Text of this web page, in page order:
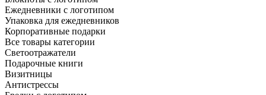
Ежедневники с логотипом
Упаковка для ежедневников
Корпоративные подарки
Все товары категории
Светоотражатели
Подарочные книги
Визитницы
Антистрессы